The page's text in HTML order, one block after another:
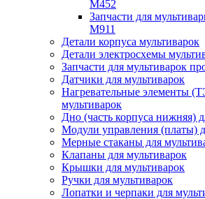
M452
Запчасти для
M911
Детали корпуса мультиварок
Детали электросхемы
Запчасти для мультиварок
Датчики для мультиварок
Нагревательные элементы
мультиварок
Дно (часть корпуса нижняя)
Модули управления (платы)
Мерные стаканы для
Клапаны для мультиварок
Крышки для мультиварок
Ручки для мультиварок
Лопатки и черпаки для